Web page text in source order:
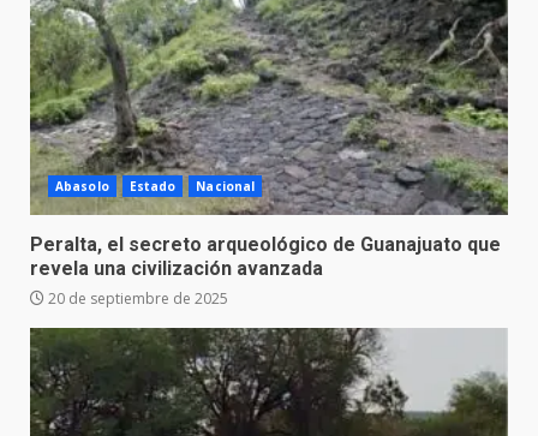
Abasolo Estado Nacional
Peralta, el secreto arqueológico de Guanajuato que
revela una civilización avanzada
20 de septiembre de 2025